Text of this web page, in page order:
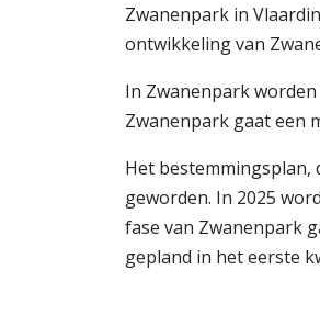
Zwanenpark in
ontwikkeling van
In Zwanenpark
Zwanenpark gaat een
Het
geworden. In 2025
fase van Zwanenpark
gepland in het eerste